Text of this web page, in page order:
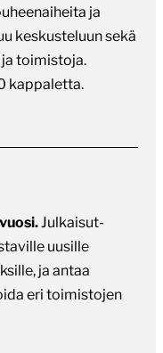
ja
keskusteluun sekä
toimistoja.
kappaletta.
Julkaisut-
uusille
ja antaa
eri toimistojen